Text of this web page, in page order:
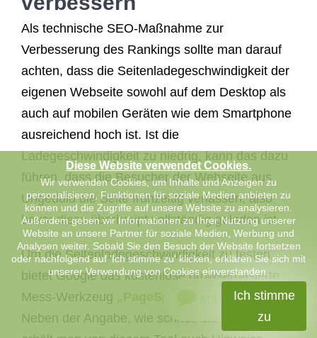
Als technische SEO-Maßnahme zur
Verbesserung des Rankings sollte man darauf
achten, dass die Seitenladegeschwindigkeit der
eigenen Webseite sowohl auf dem Desktop als
auch auf mobilen Geräten wie dem Smartphone
ausreichend hoch ist. Ist die
Ladegeschwindigkeit zu niedrig, kann das dazu
führen, dass die Besucher der Webseite aus
Ungeduld die Seite frühzeitig verlassen, also
bevor diese überhaupt vollständig geladen ist.
Um die Seitenladegeschwindigkeit zu testen,
bietet Google das kostenlose browserbasierte
Mess-Werkzeug „PageSpeed Insights“ an.
Neben der Angabe, wie schnell die Seite lädt,
Mit uns chatten
Diese Website verwendet Cookies.
Wir verwenden Cookies, um Inhalte und Anzeigen zu
personalisieren, Funktionen für soziale Medien anbieten zu
können und die Zugriffe auf unsere Website zu analysieren.
Außerdem geben wir Informationen zu Ihrer Nutzung unserer
Website an unsere Partner für soziale Medien, Werbung und
Analysen weiter. Sobald Sie den Besuch der Website fortsetzen
oder nachfolgend auf 'Ich stimme zu' klicken, erklären Sie sich mit
unserer Verwendung von Cookies einverstanden.
Ich stimme
zu